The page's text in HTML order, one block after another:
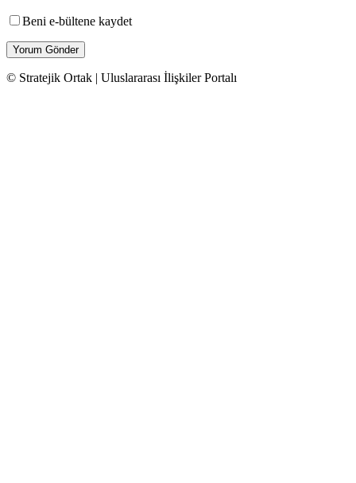
Beni e-bültene kaydet
© Stratejik Ortak | Uluslararası İlişkiler Portalı